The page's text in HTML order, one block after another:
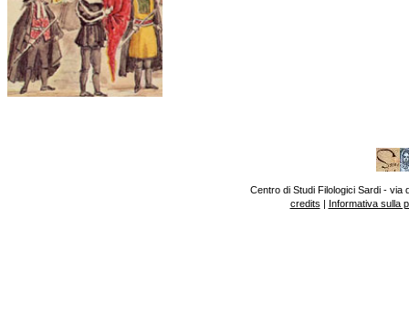
Centro di Studi Filologici Sardi - via
credits | Informativa sulla